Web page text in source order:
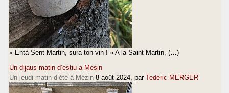
« Entà Sent Martin, sura ton vin ! » A la Saint Martin, (…)
Un dijaus matin d’estiu a Mesin
Un jeudi matin d’été à Mézin 8 août 2024 , par Tederic MERGER